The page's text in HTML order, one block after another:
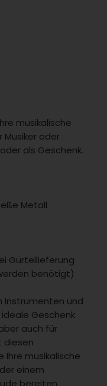
musikalische
Musiker oder
als Geschenk.
Metall
Gürtellieferung
benötigt)
Instrumenten und
Geschenk
auch für
diesen
Ihre musikalische
einem
bereiten.